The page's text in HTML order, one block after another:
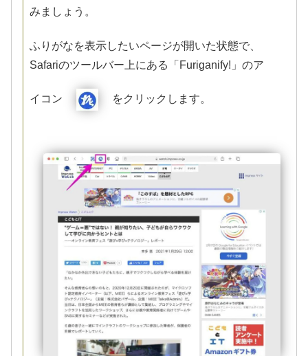
みましょう。
ふりがなを表示したいページが開いた状態で、
Safariのツールバー上にある「Furiganify!」のア
イコン をクリックします。